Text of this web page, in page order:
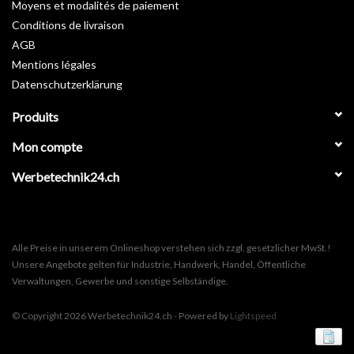
Moyens et modalités de paiement
Conditions de livraison
AGB
Mentions légales
Datenschutzerklärung
Produits
Mon compte
Werbetechnik24.ch
Alle Preise in unserem Onlineshop verstehen sich zzgl. gesetzlicher MwSt.!
Unsere Angebote gelten für Industrie, Handwerk, Handel, Öffentliche
Verwaltungen, Gewerbe und sonstige Selbständige.
© Copyright 2026 Werbetechnik24.ch - Powered by Lightspeed